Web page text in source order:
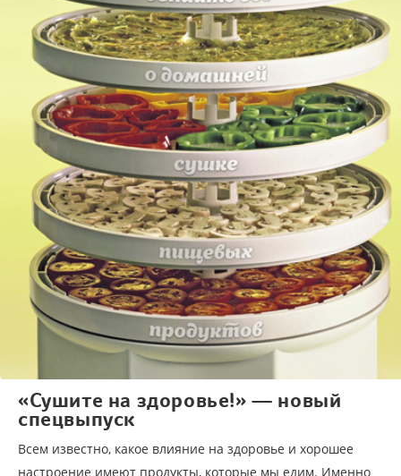
«Сушите на здоровье!» — новый
спецвыпуск
Всем известно, какое влияние на здоровье и хорошее
настроение имеют продукты, которые мы едим. Именно